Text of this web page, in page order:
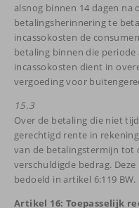
alsnog binnen 14 dagen na
betalingsherinnering te
incassokosten de
betaling binnen die
incassokosten dient in
vergoeding voor
15.3
Over de betaling die niet
gerechtigd rente in
van de betalingstermijn tot
verschuldigde bedrag.
bedoeld in artikel 6:119 BW.
Artikel 16: Toepasselijk